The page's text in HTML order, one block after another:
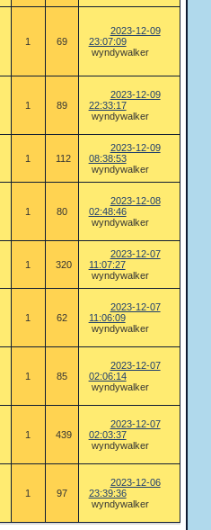
1 69
2023-12-09
23:07:09
wyndywalker
1 89
2023-12-09
22:33:17
wyndywalker
1 112
2023-12-09
08:38:53
wyndywalker
1 80
2023-12-08
02:48:46
wyndywalker
1 320
2023-12-07
11:07:27
wyndywalker
1 62
2023-12-07
11:06:09
wyndywalker
1 85
2023-12-07
02:06:14
wyndywalker
1 439
2023-12-07
02:03:37
wyndywalker
1 97
2023-12-06
23:39:36
wyndywalker